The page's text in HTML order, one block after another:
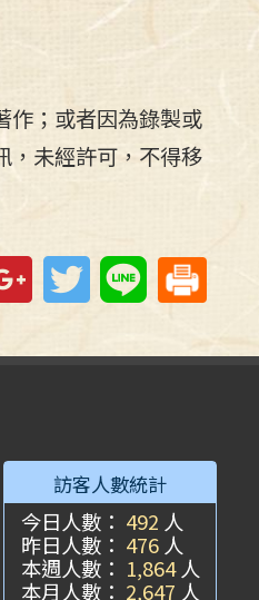
作；或者因為錄製或
，未經許可，不得移
Google+TwitterLine
訪客人數統計
今日人數： 492 人
昨日人數： 476 人
本週人數： 1,864 人
本月人數： 2,647 人